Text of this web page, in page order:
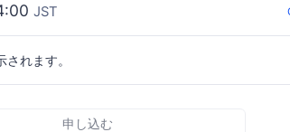
JST
れます。
申し込む